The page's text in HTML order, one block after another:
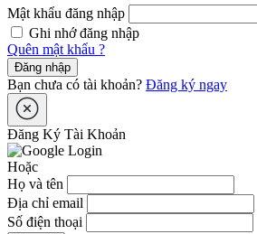
Mật khẩu đăng nhập
Ghi nhớ đăng nhập
Quên mật khẩu ?
Đăng nhập
Bạn chưa có tài khoản? Đăng ký ngay
Đăng Ký Tài Khoản
Hoặc
Họ và tên
Địa chỉ email
Số điện thoại